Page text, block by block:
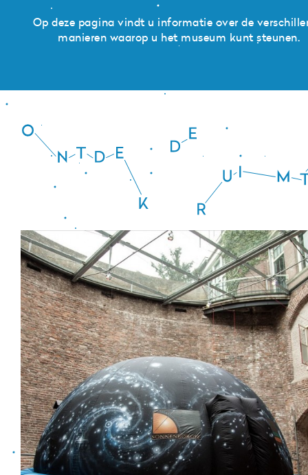
Op deze pagina vindt u informatie over de
manieren waarop u het museum kunt steunen.
Ontdek